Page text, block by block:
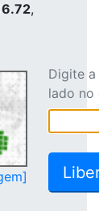
,
Digite
lado no